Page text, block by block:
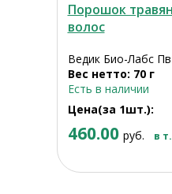
Порошок
волос
Ведик Био-Лабс
Вес нетто: 70 г
Есть в наличии
Цена(за 1шт.):
460.00 руб. в